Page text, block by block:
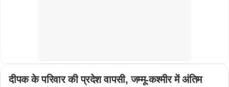
दीपक के परिवार की प्रदेश वापसी, जम्मू-कश्मीर में अंतिम